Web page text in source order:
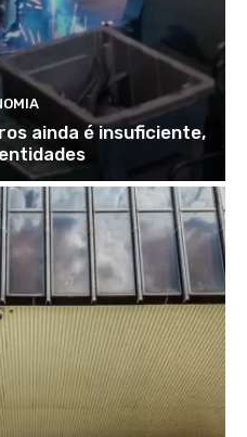
ainda é insuficiente,